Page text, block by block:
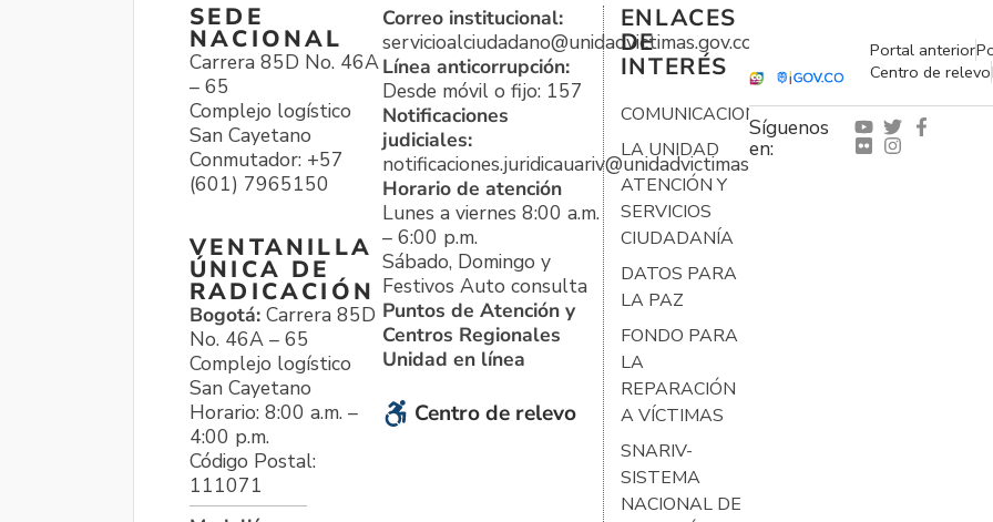
SEDE
NACIONAL
Carrera 85D No. 46A
– 65
Complejo logístico
San Cayetano
Conmutador: +57
(601) 7965150
VENTANILLA
ÚNICA DE
RADICACIÓN
Bogotá: Carrera 85D
No. 46A – 65
Complejo logístico
San Cayetano
Horario: 8:00 a.m. –
4:00 p.m.
Código Postal:
111071
Correo institucional:
servicioalciudadano@unidadvictimas.gov.co
Línea anticorrupción:
Desde móvil o fijo: 157
Notificaciones
judiciales:
notificaciones.juridicauariv@unidadvictimas.gov.co
Horario de atención
Lunes a viernes 8:00 a.m.
– 6:00 p.m.
Sábado, Domingo y
Festivos Auto consulta
Puntos de Atención y
Centros Regionales
Unidad en línea
Centro de relevo
ENLACES
DE
INTERÉS
COMUNICACIONES
LA UNIDAD
ATENCIÓN Y
SERVICIOS
CIUDADANÍA
DATOS PARA
LA PAZ
FONDO PARA
LA
REPARACIÓN
A VÍCTIMAS
SNARIV-
SISTEMA
NACIONAL DE
Portal anterior
Centro de relevo
Síguenos
en: